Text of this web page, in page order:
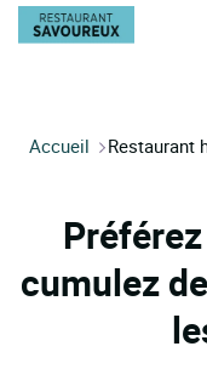
Accueil Restaurant
cumulez